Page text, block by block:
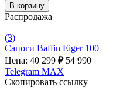
В корзину
Распродажа
(3)
Сапоги Baffin Eiger 100
Цена: 40 299 ₽ 54 990
Telegram MAX
Скопировать ссылку